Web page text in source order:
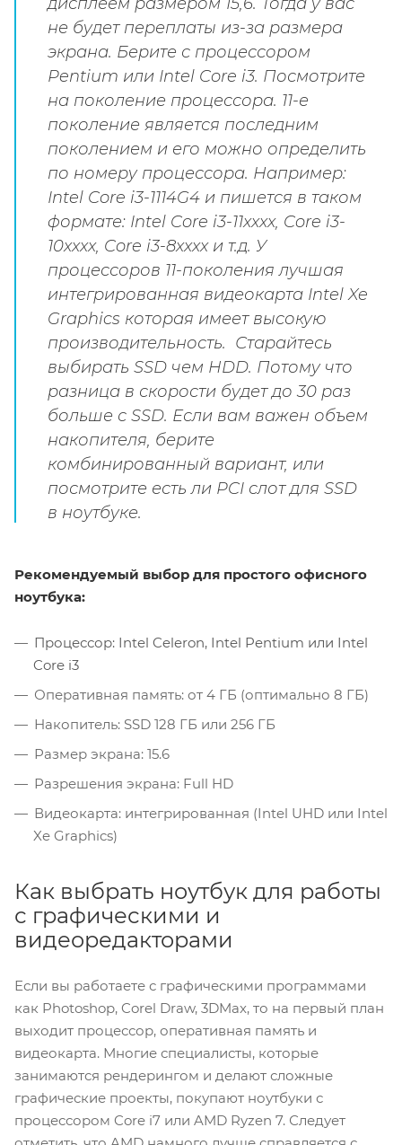
не будет переплаты из-за размера
экрана. Берите с процессором
Pentium или Intel Core i3. Посмотрите
на поколение процессора. 11-е
поколение является последним
поколением и его можно определить
по номеру процессора. Например:
Intel Core i3-1114G4 и пишется в таком
формате: Intel Core i3-11xxxx, Core i3-
10xxxx, Core i3-8xxxx и т.д. У
процессоров 11-поколения лучшая
интегрированная видеокарта Intel Xe
Graphics которая имеет высокую
производительность. Старайтесь
выбирать SSD чем HDD. Потому что
разница в скорости будет до 30 раз
больше с SSD. Если вам важен объем
накопителя, берите
комбинированный вариант, или
посмотрите есть ли PCI слот для SSD
в ноутбуке.
Рекомендуемый выбор для простого офисного
ноутбука:
Процессор: Intel Celeron, Intel Pentium или Intel
Core i3
Оперативная память: от 4 ГБ (оптимально 8 ГБ)
Накопитель: SSD 128 ГБ или 256 ГБ
Размер экрана: 15.6
Разрешения экрана: Full HD
Видеокарта: интегрированная (Intel UHD или Intel
Xe Graphics)
Как выбрать ноутбук для работы
с графическими и
видеоредакторами
Если вы работаете с графическими программами
как Photoshop, Corel Draw, 3DMax, то на первый план
выходит процессор, оперативная память и
видеокарта. Многие специалисты, которые
занимаются рендерингом и делают сложные
графические проекты, покупают ноутбуки с
процессором Core i7 или AMD Ryzen 7. Следует